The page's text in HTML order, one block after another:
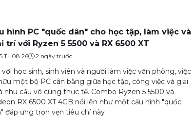
hình PC "quốc dân" cho học tập, làm việc và
trí với Ryzen 5 5500 và RX 6500 XT
TH08 26 2 ngày trước
học sinh, sinh viên và người làm việc văn phòng, việc
một bộ PC cân bằng giữa học tập, công việc và giải
nhu cầu vô cùng thực tế. Combo Ryzen 5 5500 và
RX 6500 XT 4GB nổi lên như một cấu hình "quốc
đáp ứng trọn vẹn tiêu chí này